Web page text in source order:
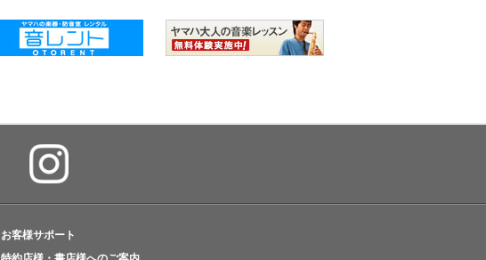
お客様サポート